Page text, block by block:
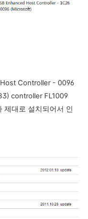
Controller - 0096
controller FL1009
제대로 설치되어서 인